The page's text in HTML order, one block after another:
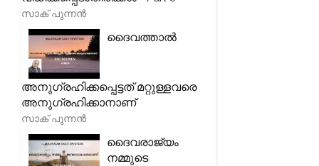
സാക് പുന്നൻ
ദൈവത്താൽ
അനുഗ്രഹിക്കപ്പെട്ടത് മറ്റുള്ളവരെ
അനുഗ്രഹിക്കാനാണ്
സാക് പുന്നൻ
ദൈവരാജ്യം
നമ്മുടെ